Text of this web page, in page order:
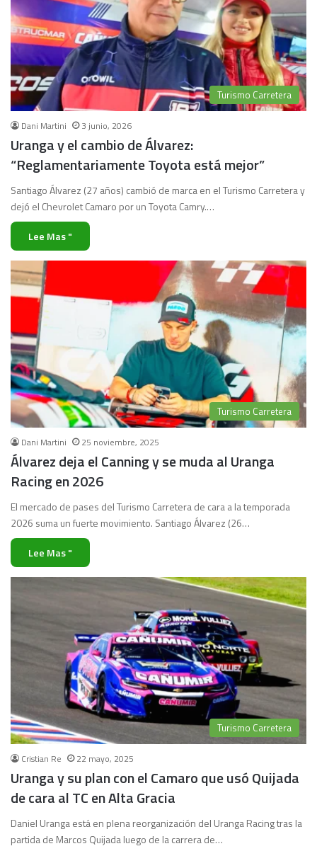
Turismo Carretera
Dani Martini 3 junio, 2026
Uranga y el cambio de Álvarez:
“Reglamentariamente Toyota está mejor”
Santiago Álvarez (27 años) cambió de marca en el Turismo Carretera y
dejó el Chevrolet Camaro por un Toyota Camry.…
Lee Mas "
Turismo Carretera
Dani Martini 25 noviembre, 2025
Álvarez deja el Canning y se muda al Uranga
Racing en 2026
El mercado de pases del Turismo Carretera de cara a la temporada
2026 suma un fuerte movimiento. Santiago Álvarez (26…
Lee Mas "
Turismo Carretera
Cristian Re 22 mayo, 2025
Uranga y su plan con el Camaro que usó Quijada
de cara al TC en Alta Gracia
Daniel Uranga está en plena reorganización del Uranga Racing tras la
partida de Marcos Quijada luego de la carrera de…